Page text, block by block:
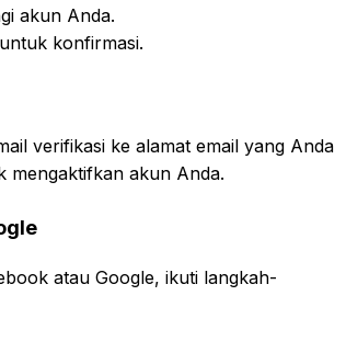
akun Anda.
konfirmasi.
verifikasi ke alamat email yang Anda
mengaktifkan akun Anda.
atau Google, ikuti langkah-